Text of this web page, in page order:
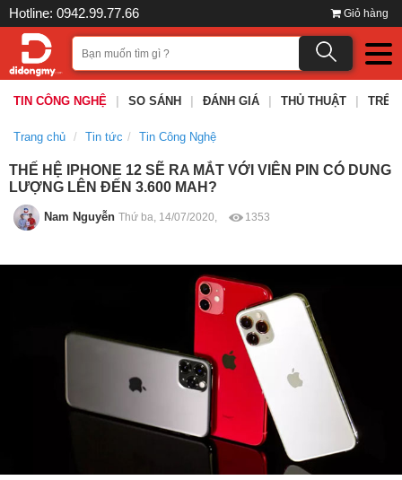
Hotline: 0942.99.77.66 Giỏ hàng
TIN CÔNG NGHỆ SO SÁNH ĐÁNH GIÁ THỦ THUẬT TRÊN
Trang chủ Tin tức Tin Công Nghệ
THẾ HỆ IPHONE 12 SẼ RA MẮT VỚI VIÊN PIN CÓ DUNG
LƯỢNG LÊN ĐẾN 3.600 MAH?
Nam Nguyễn Thứ ba, 14/07/2020, 1353